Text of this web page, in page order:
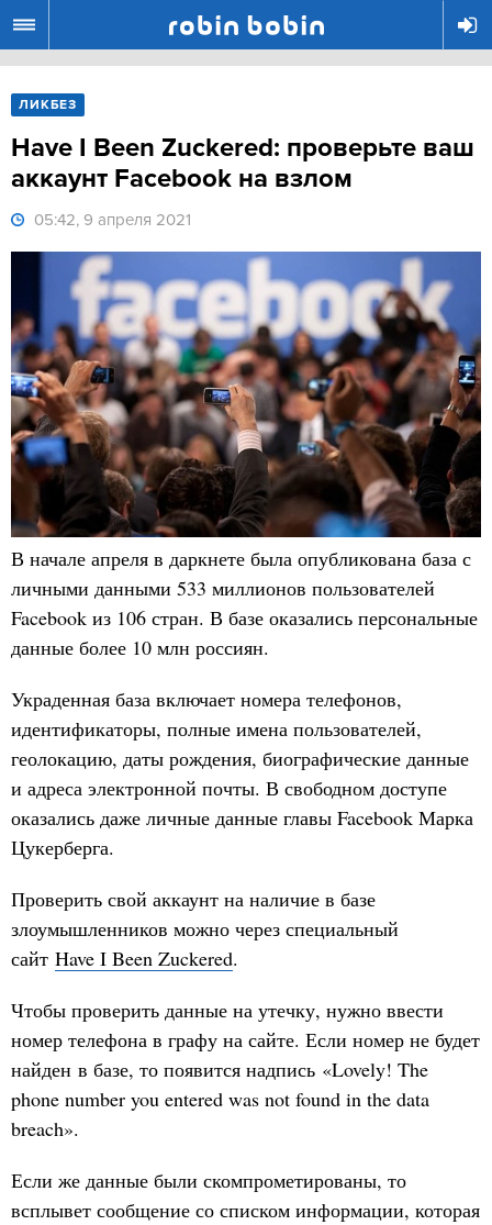
ЛИКБЕЗ
Have I Been Zuckered: проверьте ваш
аккаунт Facebook на взлом
05:42, 9 апреля 2021
В начале апреля в даркнете была опубликована база с
личными данными 533 миллионов пользователей
Facebook из 106 стран. В базе оказались персональные
данные более 10 млн россиян.
Украденная база включает номера телефонов,
идентификаторы, полные имена пользователей,
геолокацию, даты рождения, биографические данные
и адреса электронной почты. В свободном доступе
оказались даже личные данные главы Facebook Марка
Цукерберга.
Проверить свой аккаунт на наличие в базе
злоумышленников можно через специальный
сайт Have I Been Zuckered.
Чтобы проверить данные на утечку, нужно ввести
номер телефона в графу на сайте. Если номер не будет
найден в базе, то появится надпись «Lovely! The
phone number you entered was not found in the data
breach».
Если же данные были скомпрометированы, то
всплывет сообщение со списком информации, которая